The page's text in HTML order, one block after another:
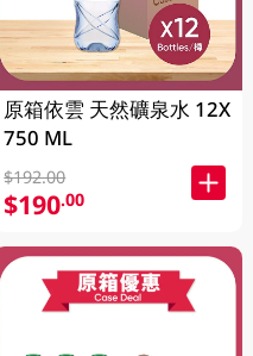
原箱依雲 天然礦泉水 12X
750 ML
$192.00
$190.00